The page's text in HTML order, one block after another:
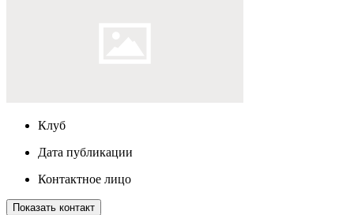
Клуб
Дата публикации
Контактное лицо
Показать контакт